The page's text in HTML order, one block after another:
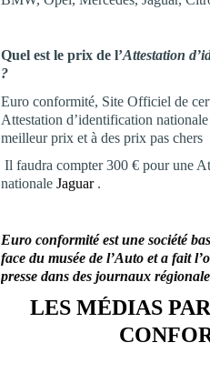
Quel est le prix de l’Attestation
?
Euro conformité, Site Officiel de
Attestation d’identification
meilleur prix et à des prix pas chers
Il faudra compter 300 € pour une
nationale Jaguar .
Euro conformité est une société
face du musée de l’Auto et a fait
presse dans des journaux
LES MÉDIAS